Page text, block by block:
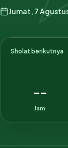
Jumat, 7
Sholat berikutnya
--
Jam